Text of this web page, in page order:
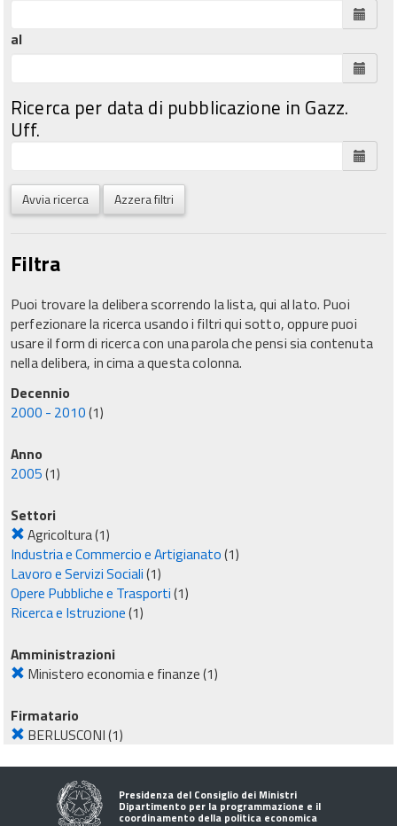
al
Ricerca per data di pubblicazione in Gazz.
Uff.
Avvia ricerca Azzera filtri
Filtra
Puoi trovare la delibera scorrendo la lista, qui al lato. Puoi
perfezionare la ricerca usando i filtri qui sotto, oppure puoi
usare il form di ricerca con una parola che pensi sia contenuta
nella delibera, in cima a questa colonna.
Decennio
2000 - 2010(1)
Anno
2005(1)
Settori
Agricoltura(1)
Industria e Commercio e Artigianato(1)
Lavoro e Servizi Sociali(1)
Opere Pubbliche e Trasporti(1)
Ricerca e Istruzione(1)
Amministrazioni
Ministero economia e finanze(1)
Firmatario
BERLUSCONI(1)
Presidenza del Consiglio dei Ministri
Dipartimento per la programmazione e il
coordinamento della politica economica